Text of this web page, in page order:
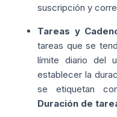
suscripción y
Tareas y
tareas que se
límite diario del
establecer la
se etiquetan
Duración de